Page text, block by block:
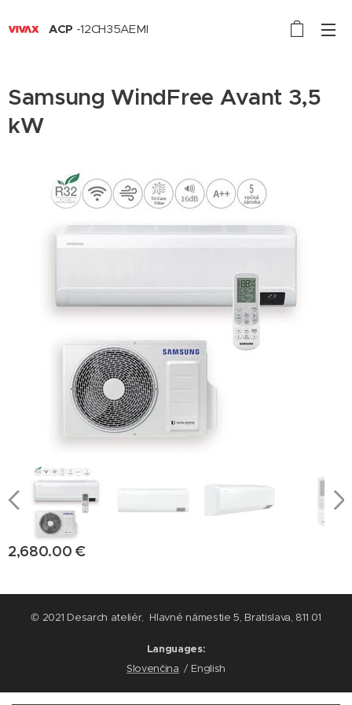
ACP -12CH35AEMI
Samsung WindFree Avant 3,5
kW
2,680.00 €
© 2021 Desarch ateliér, Hlavné námestie 5, Bratislava, 811 01
Languages
Slovenčina
English